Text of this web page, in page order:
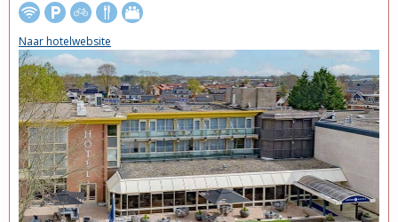
Naar hotelwebsite